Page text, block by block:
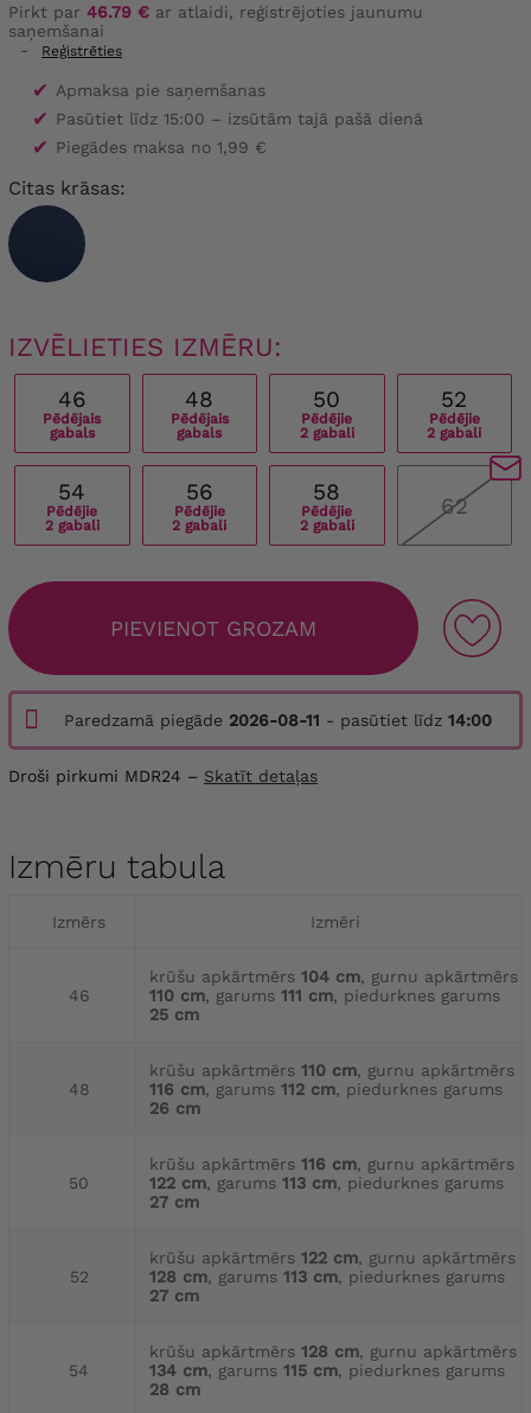
Pirkt par 46.79 € ar atlaidi, reģistrējoties jaunumu
saņemšanai
-
Reģistrēties
✔ Apmaksa pie saņemšanas
✔ Pasūtiet līdz 15:00 – izsūtām tajā pašā dienā
✔ Piegādes maksa no 1,99 €
Citas krāsas:
IZVĒLIETIES IZMĒRU:
46
Pēdējais
gabals
48
Pēdējais
gabals
50
Pēdējie
2 gabali
52
Pēdējie
2 gabali
54
Pēdējie
2 gabali
56
Pēdējie
2 gabali
58
Pēdējie
2 gabali
62
PIEVIENOT GROZAM
Paredzamā piegāde 2026-08-11 - pasūtiet līdz 14:00
Droši pirkumi MDR24 – Skatīt detaļas
Izmēru tabula
Izmērs Izmēri
46
krūšu apkārtmērs 104 cm, gurnu apkārtmērs
110 cm, garums 111 cm, piedurknes garums
25 cm
48
krūšu apkārtmērs 110 cm, gurnu apkārtmērs
116 cm, garums 112 cm, piedurknes garums
26 cm
50
krūšu apkārtmērs 116 cm, gurnu apkārtmērs
122 cm, garums 113 cm, piedurknes garums
27 cm
52
krūšu apkārtmērs 122 cm, gurnu apkārtmērs
128 cm, garums 113 cm, piedurknes garums
27 cm
54
krūšu apkārtmērs 128 cm, gurnu apkārtmērs
134 cm, garums 115 cm, piedurknes garums
28 cm